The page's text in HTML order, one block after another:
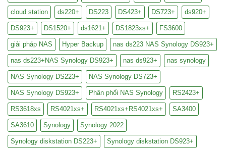
cloud station ds220+ DS223 DS423+ DS723+ ds920+
DS923+ DS1520+ ds1621+ DS1823xs+ FS3600
giải pháp NAS Hyper Backup nas ds223 NAS Synology DS923+
nas ds223+NAS Synology DS923+ nas ds923+ nas synology
NAS Synology DS223+ NAS Synology DS723+
NAS Synology DS923+ Phân phối NAS Synology RS2423+
RS3618xs RS4021xs+ RS4021xs+RS4021xs+ SA3400
SA3610 Synology Synology 2022
Synology diskstation DS223+ Synology diskstation DS923+